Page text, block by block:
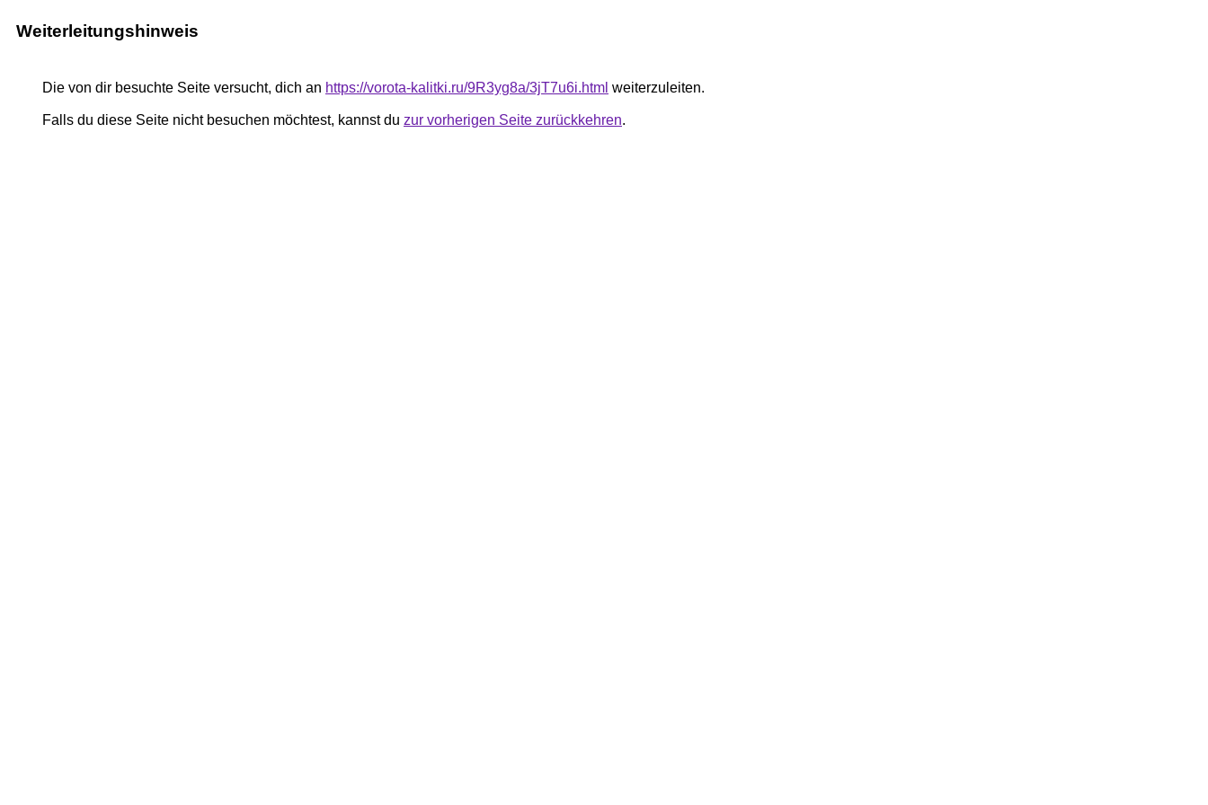
Weiterleitungshinweis
Die von dir besuchte Seite versucht, dich an https://vorota-kalitki.ru/9R3yg8a/3jT7u6i.html weiterzuleiten.
Falls du diese Seite nicht besuchen möchtest, kannst du zur vorherigen Seite zurückkehren.